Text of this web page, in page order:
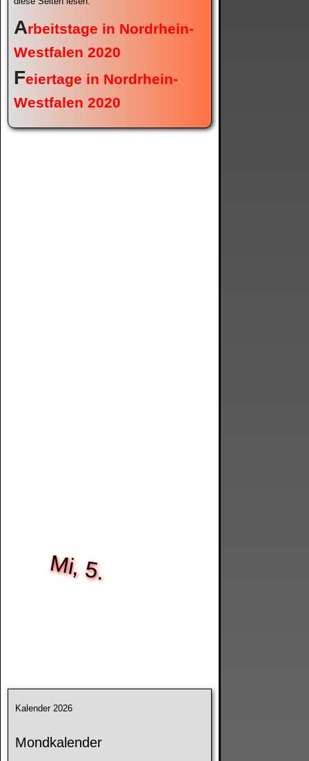
Arbeitstage in Nordrhein-
Westfalen 2020
Feiertage in Nordrhein-
Westfalen 2020
Mi, 5.
Kalender 2026
Mondkalender